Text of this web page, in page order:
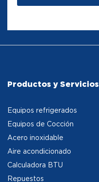
Productos y Servicios
Equipos refrigerados
Equipos de Cocción
Acero inoxidable
Aire acondicionado
Calculadora BTU
Repuestos